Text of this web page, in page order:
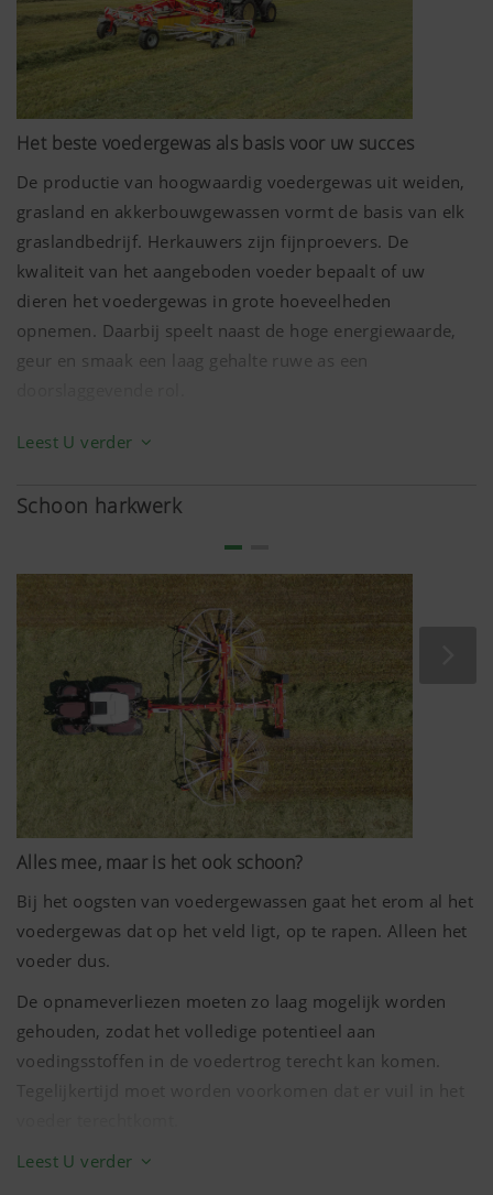
Het beste voedergewas als basis voor uw succes
De productie van hoogwaardig voedergewas uit weiden,
grasland en akkerbouwgewassen vormt de basis van elk
graslandbedrijf. Herkauwers zijn fijnproevers. De
kwaliteit van het aangeboden voeder bepaalt of uw
dieren het voedergewas in grote hoeveelheden
opnemen. Daarbij speelt naast de hoge energiewaarde,
geur en smaak een laag gehalte ruwe as een
Schoon en energierijk voedergewas wordt graag
voederkosten en anderzijds tot een beter gestel van de
samenstelling van het plantenbestand legt de hoeksteen
daarvoor. De kwantiteit en de kwaliteit van de hier
gegenereerde opbrengsten moeten in de hele oogstketen
worden gehandhaafd.
Om die reden bieden we u bij PÖTTINGER een werktuig
waarmee u uw voeder schoon en zonder verlies kunt
voorbereiden voor de oogst: de TOP-zwadhark.
Leest U verder
Schoon harkwerk
Alles mee, maar is het ook schoon?
Bij het oogsten van voedergewassen gaat het erom al het
voedergewas dat op het veld ligt, op te rapen. Alleen het
voeder dus.
De opnameverliezen moeten zo laag mogelijk worden
gehouden, zodat het volledige potentieel aan
voedingsstoffen in de voedertrog terecht kan komen.
Wat nodig is, zijn dus zwadharken die zo dicht mogelijk
Leest U verder